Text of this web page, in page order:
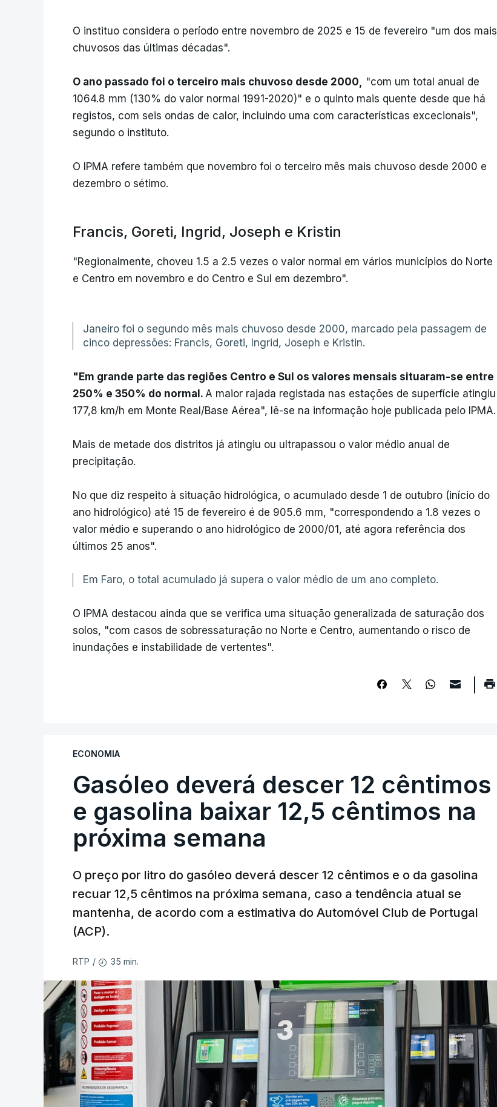
O instituo considera o período entre novembro de 2025 e 15 de fevereiro "um dos mais
chuvosos das últimas décadas".
O ano passado foi o terceiro mais chuvoso desde 2000,
"com um total anual de
1064.8 mm (130% do valor normal 1991-2020)" e o quinto mais quente desde que há
registos, com seis ondas de calor, incluindo uma com características excecionais",
segundo o instituto.
O IPMA refere também que novembro foi o terceiro mês mais chuvoso desde 2000 e
dezembro o sétimo.
Francis, Goreti, Ingrid, Joseph e Kristin
"Regionalmente, choveu 1.5 a 2.5 vezes o valor normal em vários municípios do Norte
e Centro em novembro e do Centro e Sul em dezembro".
Janeiro foi o segundo mês mais chuvoso desde 2000, marcado pela passagem de
cinco depressões: Francis, Goreti, Ingrid, Joseph e Kristin.
"Em grande parte das regiões Centro e Sul os valores mensais situaram-se entre
250% e 350% do normal. A maior rajada registada nas estações de superfície atingiu
177,8 km/h em Monte Real/Base Aérea", lê-se na informação hoje publicada pelo IPMA.
Mais de metade dos distritos já atingiu ou ultrapassou o valor médio anual de
precipitação.
No que diz respeito à situação hidrológica, o acumulado desde 1 de outubro (início do
ano hidrológico) até 15 de fevereiro é de 905.6 mm, "correspondendo a 1.8 vezes o
valor médio e superando o ano hidrológico de 2000/01, até agora referência dos
últimos 25 anos".
Em Faro, o total acumulado já supera o valor médio de um ano completo.
O IPMA destacou ainda que se verifica uma situação generalizada de saturação dos
solos, "com casos de sobressaturação no Norte e Centro, aumentando o risco de
inundações e instabilidade de vertentes".
ECONOMIA
Gasóleo deverá descer 12 cêntimos
e gasolina baixar 12,5 cêntimos na
próxima semana
O preço por litro do gasóleo deverá descer 12 cêntimos e o da gasolina
recuar 12,5 cêntimos na próxima semana, caso a tendência atual se
mantenha, de acordo com a estimativa do Automóvel Club de Portugal
(ACP).
RTP / 35 min.